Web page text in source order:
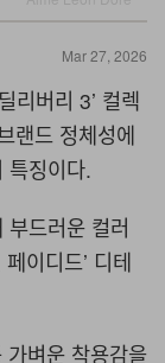
Mar 27, 2026
리버리 3’ 컬렉
랜드 정체성에
특징이다.
부드러운 컬러
이디드’ 디테
벼운 착용감을